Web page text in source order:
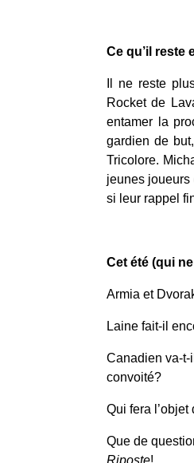
Ce qu’il reste
Il ne reste
Rocket de
entamer la
gardien de
Tricolore.
jeunes joueurs
si leur rappel
Cet été (qui
Armia et
Laine fait-il
Canadien va-
convoité?
Qui fera
Riposte!